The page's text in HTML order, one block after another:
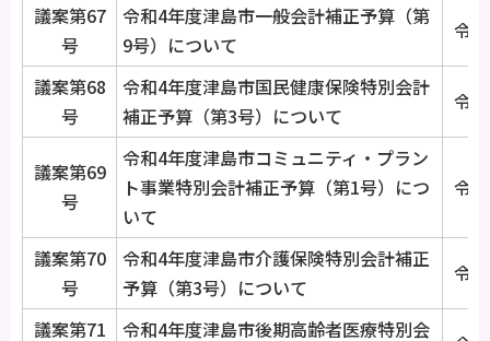
議案第67
号
令和4年度津島市一般会計補正予算（第
9号）について
令
議案第68
号
令和4年度津島市国民健康保険特別会計
補正予算（第3号）について
令
議案第69
号
令和4年度津島市コミュニティ・プラン
ト事業特別会計補正予算（第1号）につ
いて
令
議案第70
号
令和4年度津島市介護保険特別会計補正
予算（第3号）について
令
議案第71 令和4年度津島市後期高齢者医療特別会